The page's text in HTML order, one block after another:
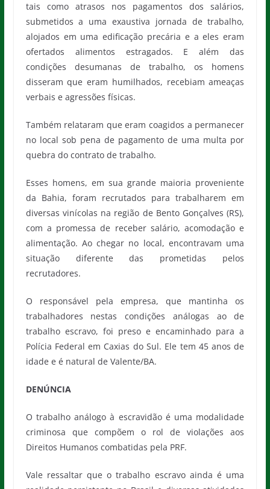
tais como atrasos nos pagamentos dos salários,
submetidos a uma exaustiva jornada de trabalho,
alojados em uma edificação precária e a eles eram
ofertados alimentos estragados. E além das
condições desumanas de trabalho, os homens
disseram que eram humilhados, recebiam ameaças
verbais e agressões físicas.
Também relataram que eram coagidos a permanecer
no local sob pena de pagamento de uma multa por
quebra do contrato de trabalho.
Esses homens, em sua grande maioria proveniente
da Bahia, foram recrutados para trabalharem em
diversas vinícolas na região de Bento Gonçalves (RS),
com a promessa de receber salário, acomodação e
alimentação. Ao chegar no local, encontravam uma
situação diferente das prometidas pelos
recrutadores.
O responsável pela empresa, que mantinha os
trabalhadores nestas condições análogas ao de
trabalho escravo, foi preso e encaminhado para a
Polícia Federal em Caxias do Sul. Ele tem 45 anos de
idade e é natural de Valente/BA.
DENÚNCIA
O trabalho análogo à escravidão é uma modalidade
criminosa que compõem o rol de violações aos
Direitos Humanos combatidas pela PRF.
Vale ressaltar que o trabalho escravo ainda é uma